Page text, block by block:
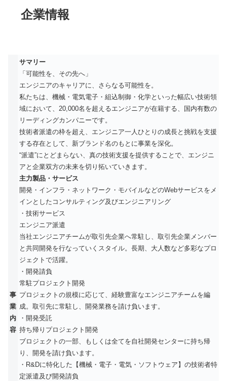
企業情報
事
業
内
容
サマリー
「可能性を、その先へ」
エンジニアのキャリアに、さらなる可能性を。
私たちは、機械・電気電子・組込制御・化学といった幅広い技術領
域において、20,000名を超えるエンジニアが在籍する、国内有数の
リーディングカンパニーです。
技術者派遣の枠を超え、エンジニア一人ひとりの成長と挑戦を支援
する存在として、新ブランド名のもとに事業を深化。
“派遣”にとどまらない、真の技術支援を提供することで、エンジニ
アと企業双方の未来を切り拓いていきます。
主力製品・サービス
開発・インフラ・ネットワーク・モバイルなどのWebサービスをメ
インとしたコンサルティング及びエンジニアリング
・技術サービス
エンジニア派遣
当社エンジニアチームが取引先企業へ常駐し、取引先企業メンバー
と共同開発を行なっていくスタイル。長期、大人数など多彩なプロ
ジェクトで活躍。
・開発請負
常駐プロジェクト開発
プロジェクトの規模に応じて、経験豊富なエンジニアチームを編
成。取引先に常駐し、開発業務を請け負います。
・開発受託
持ち帰りプロジェクト開発
ブロジェクトの一部、もしくは全てを自社開発センターに持ち帰
り、開発を請け負います。
・R&Dに特化した【機械・電子・電気・ソフトウェア】の技術者特
定派遣及び開発請負